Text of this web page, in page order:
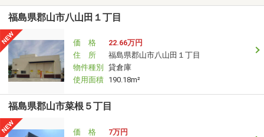
福島県郡山市八山田１丁目
価 格
22.66万円
住 所
福島県郡山市八山田１丁目
物件種別
貸倉庫
使用面積 190.18m²
福島県郡山市菜根５丁目
価 格
7万円